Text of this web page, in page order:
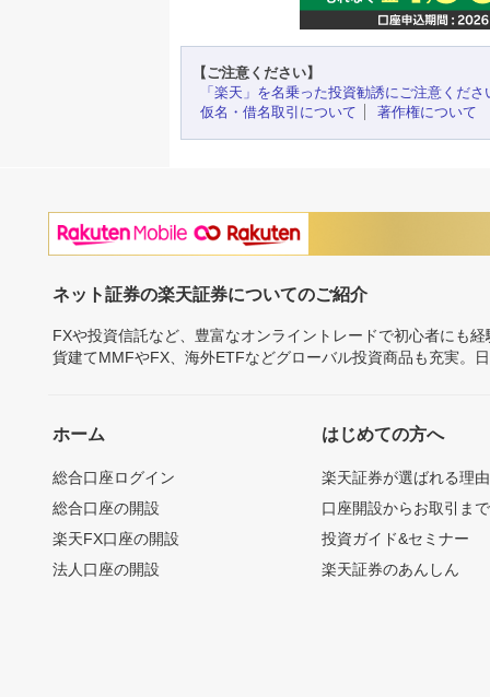
【ご注意ください】
「楽天」を名乗った投資勧誘にご注意くださ
仮名・借名取引について
著作権について
ネット証券の楽天証券についてのご紹介
FXや投資信託など、豊富なオンライントレードで初心者にも
貨建てMMFやFX、海外ETFなどグローバル投資商品も充実。
ホーム
総合口座ログイン
総合口座の開設
楽天FX口座の開設
法人口座の開設
はじめての方へ
楽天証券が選ばれる理由
口座開設からお取引ま
投資ガイド&セミナー
楽天証券のあんしん